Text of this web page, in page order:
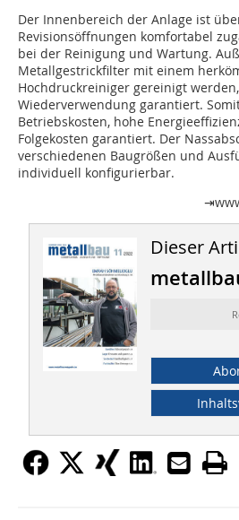
Der Innenbereich der Anlage ist
Revisionsöffnungen komfortabel
bei der Reinigung und Wartung.
Metallgestrickfilter mit einem
Hochdruckreiniger gereinigt
Wiederverwendung garantiert.
Betriebskosten, hohe
Folgekosten garantiert. Der
verschiedenen Baugrößen und
individuell konfigurierbar.
Dieser